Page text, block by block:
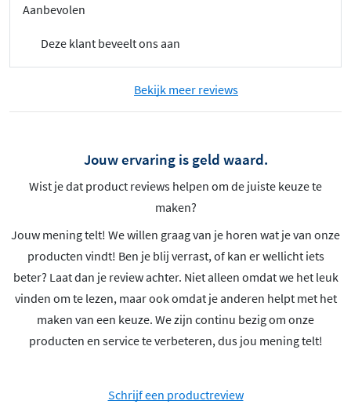
Aanbevolen
Deze klant beveelt ons aan
Bekijk meer reviews
Jouw ervaring is geld waard.
Wist je dat product reviews helpen om de juiste keuze te
maken?
Jouw mening telt! We willen graag van je horen wat je van onze
producten vindt! Ben je blij verrast, of kan er wellicht iets
beter? Laat dan je review achter. Niet alleen omdat we het leuk
vinden om te lezen, maar ook omdat je anderen helpt met het
maken van een keuze. We zijn continu bezig om onze
producten en service te verbeteren, dus jou mening telt!
Schrijf een productreview